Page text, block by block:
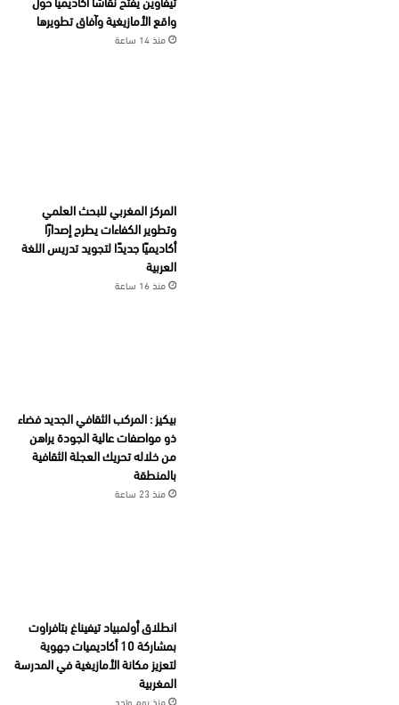
واقع الأمازيغية وآفاق تطويرها
منذ 14 ساعة
المركز المغربي للبحث العلمي
وتطوير الكفاءات يطرح إصدارًا
أكاديميًا جديدًا لتجويد تدريس اللغة
العربية
منذ 16 ساعة
بيكيز : المركب الثقافي الجديد فضاء
ذو مواصفات عالية الجودة يراهن
من خلاله تحريك العجلة الثقافية
بالمنطقة
منذ 23 ساعة
انطلاق أولمبياد تيفيناغ بتافراوت
بمشاركة 10 أكاديميات جهوية
لتعزيز مكانة الأمازيغية في المدرسة
المغربية
منذ يوم واحد